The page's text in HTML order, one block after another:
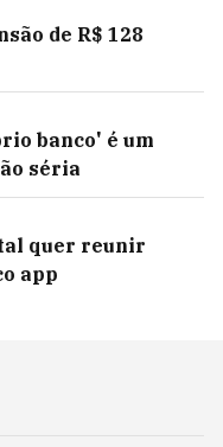
de R$ 128
banco' é um
séria
quer reunir
app